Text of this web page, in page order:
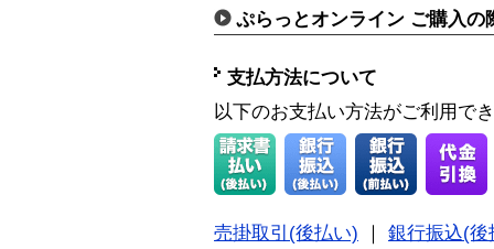
ぷらっとオンライン ご購入の
支払方法について
以下のお支払い方法がご利用で
売掛取引(後払い)
銀行振込(後